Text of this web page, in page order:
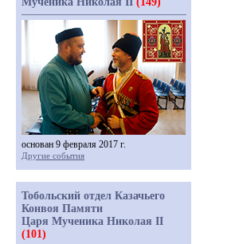
основан 9 февраля 2017 г.
Другие события
Тобольский отдел Казачьего
Конвоя Памяти
Царя Мученика Николая II
(101)